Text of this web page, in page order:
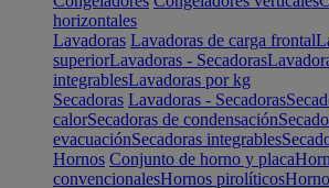
horizontales
Lavadoras Lavadoras de carga frontal
superiorLavadoras - Secadoras
integrablesLavadoras por kg
Secadoras Lavadoras - Secadoras
calorSecadoras de condensación
evacuaciónSecadoras integrables
Hornos Conjunto de horno y placa
convencionalesHornos pirolíticos